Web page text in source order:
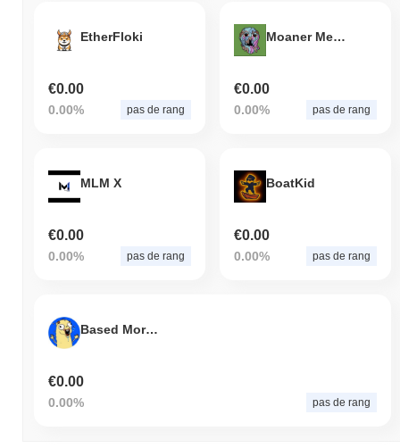
EtherFloki
€0.00
0.00% pas de rang
Moaner Melter Slime
€0.00
0.00% pas de rang
MLM X
€0.00
0.00% pas de rang
BoatKid
€0.00
0.00% pas de rang
Based Moron
€0.00
0.00% pas de rang